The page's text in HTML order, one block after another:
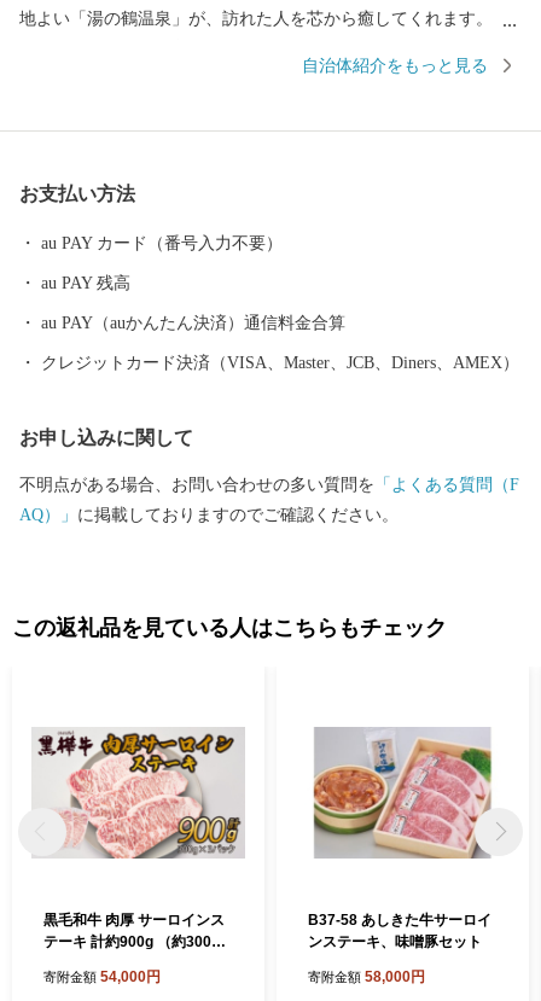
地よい「湯の鶴温泉」が、訪れた人を芯から癒してくれます。
魚、しらす、牡蠣等の海産物や日本棚田百選にも選ばれた美しい
自治体紹介をもっと見る
お支払い方法
au PAY カード（番号入力不要）
au PAY 残高
au PAY（auかんたん決済）通信料金合算
クレジットカード決済（VISA、Master、JCB、Diners、AMEX）
お申し込みに関して
不明点がある場合、お問い合わせの多い質問を 「よくある質問（F
AQ）」 に掲載しておりますのでご確認ください。
この返礼品を見ている人はこちらもチェック
黒毛和牛 肉厚 サーロインス
テーキ 計約900g （約300g×
寄附金額 54,000円
B37-58 あしきた牛サーロイ
ンステーキ、味噌豚セット
寄附金額 58,000円